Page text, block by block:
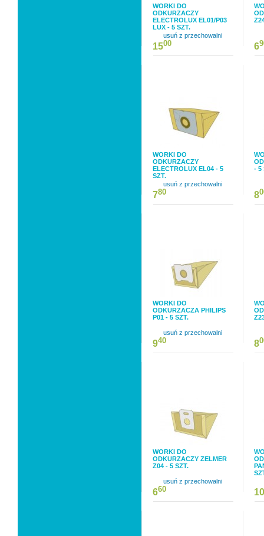
WORKI DO
ODKURZACZY
ELECTROLUX EL01/P03
LUX - 5 SZT.
usuń z przechowalni
1500 6
WORKI DO
ODKURZACZY
ELECTROLUX EL04 - 5
SZT.
usuń z przechowalni
780
- 5
8
WORKI DO
ODKURZACZA PHILIPS
P01 - 5 SZT.
usuń z przechowalni
940 8
WORKI DO
ODKURZACZY ZELMER
Z04 - 5 SZT.
usuń z przechowalni
660 10